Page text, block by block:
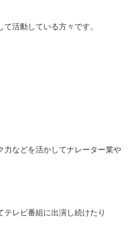
活動している方々です。
力などを活かしてナレーター業や
テレビ番組に出演し続けたり